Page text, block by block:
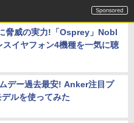
脅威の実力!「Osprey」Nobl
イヤフォン4機種を一気に聴
デー過去最安! Anker注目プ
ルを使ってみた